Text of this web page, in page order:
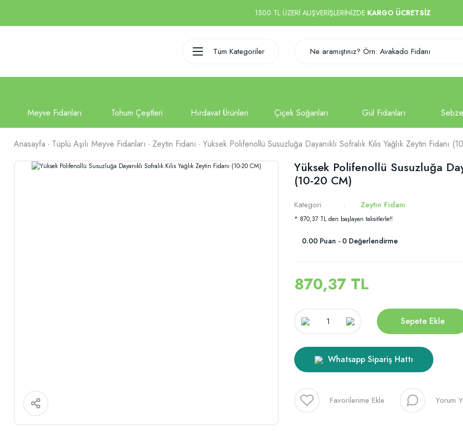
1500 TL ÜZERİ ALIŞVERİŞLERİNİZDE KARGO ÜCRETSİZ
Tüm Kategoriler
Anasayfa Tüplü Aşılı Meyve Fidanları Zeytin Fidanı Yüksek Polifenollü Susuzluğa Dayanıklı Sofralık Kilis Yağlık Zeytin Fidanı
Yüksek Polifenollü Susuzluğa
(10-20 CM)
Kategori Zeytin Fidanı
* 870,37 TL den başlayan taksitlerle!!
0.00 Puan - 0 Değerlendirme
870,37 TL
Sepete Ekle
Whatsapp Sipariş Hattı
Yorum